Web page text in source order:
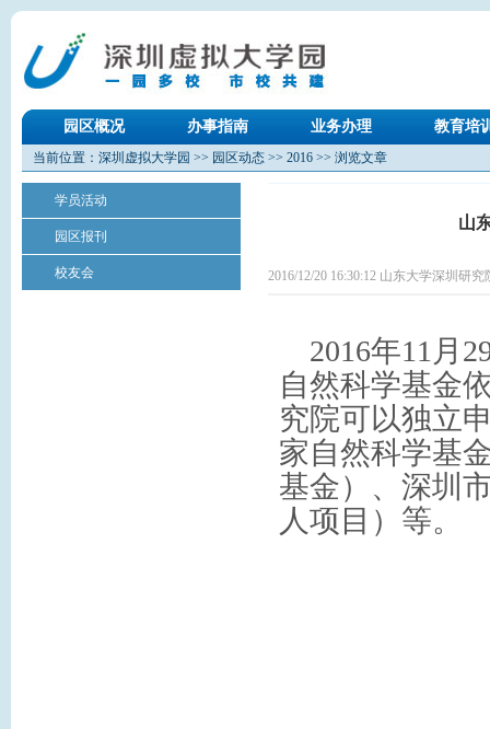
园区概况 办事指南 业务办理 教育培
当前位置： 深圳虚拟大学园 >> 园区动态 >> 2016 >> 浏览文章
学员活动
园区报刊
校友会
山
2016/12/20 16:30:12 山东大学深圳研究
2016年11月
自然科学基金
究院可以独立
家自然科学基
基金）、深圳
人项目）等。